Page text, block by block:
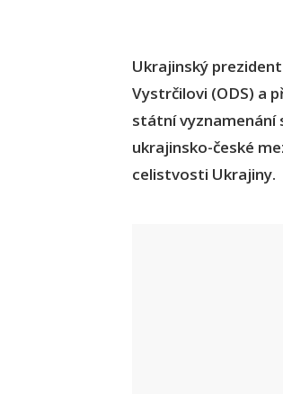
Ukrajinský
Vystrčilovi (ODS) a
státní vyznamenání
ukrajinsko-české
celistvosti Ukrajiny.